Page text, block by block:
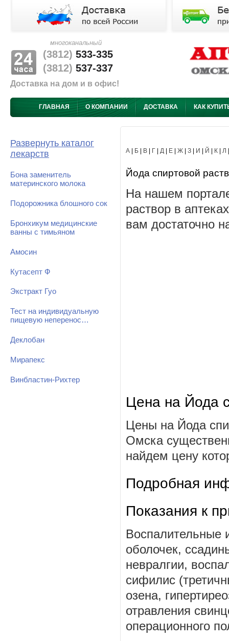
многоканальный
(3812) 533-335
(3812) 537-337
Доставка на дом и в офис!
ГЛАВНАЯ О КОМПАНИИ ДОСТАВКА КАК
Развернуть каталог
лекарств
Бона заменитель
материнского молока
Подорожника блошного сок
Бронхикум медицинские
ванны с тимьяном
Амосин
Кутасепт Ф
Экстракт Гуо
Тест на индивидуальную
пищевую неперенос…
Деклобан
Мирапекс
Винбластин-Рихтер
А Б В Г Д Е Ж З И Й К Л
Йода спиртовой
На нашем
раствор в
вам достаточно
Цена на Йода
Цены на Йода
Омска
найдем цену
Подробная
Показания к
Воспалительные
оболочек,
невралгии,
сифилис
озена,
отравления
операционного